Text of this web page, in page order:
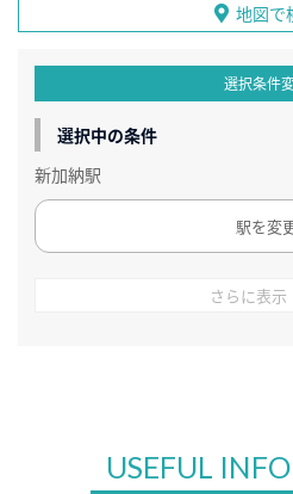
地図で
選択条件
選択中の条件
新加納駅
駅を変
さらに表示
USEFUL